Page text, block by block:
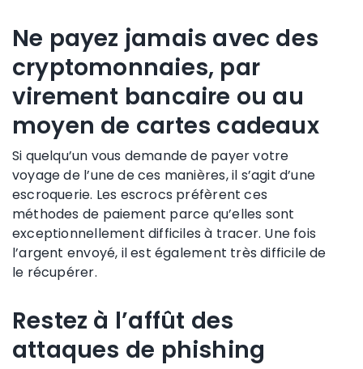
Ne payez jamais avec des
cryptomonnaies, par
virement bancaire ou au
moyen de cartes cadeaux
Si quelqu’un vous demande de payer votre
voyage de l’une de ces manières, il s’agit d’une
escroquerie. Les escrocs préfèrent ces
méthodes de paiement parce qu’elles sont
exceptionnellement difficiles à tracer. Une fois
l’argent envoyé, il est également très difficile de
le récupérer.
Restez à l’affût des
attaques de phishing